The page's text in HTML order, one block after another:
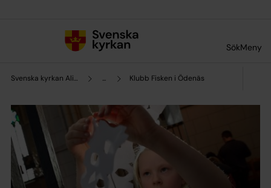
SökMeny
Svenska kyrkan Alingsås ... Klubb Fisken i Ödenäs